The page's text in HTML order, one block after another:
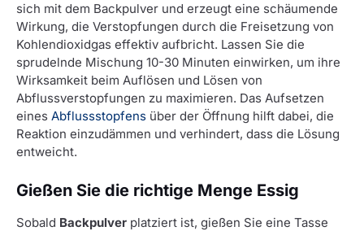
sich mit dem Backpulver und erzeugt eine schäumende
Wirkung, die Verstopfungen durch die Freisetzung von
Kohlendioxidgas effektiv aufbricht. Lassen Sie die
sprudelnde Mischung 10-30 Minuten einwirken, um ihre
Wirksamkeit beim Auflösen und Lösen von
Abflussverstopfungen zu maximieren. Das Aufsetzen
eines Abflussstopfens über der Öffnung hilft dabei, die
Reaktion einzudämmen und verhindert, dass die Lösung
entweicht.
Gießen Sie die richtige Menge Essig
Sobald Backpulver platziert ist, gießen Sie eine Tasse